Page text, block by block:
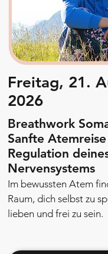
Freitag, 21.
2026
Breathwork
Sanfte
Regulation
Nervensystems
Im bewussten Atem
Raum, dich selbst zu
lieben und frei zu sein.